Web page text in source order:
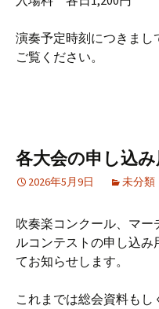
演奏予定時刻につきまし
ご覧ください。
各大会の申し込
2026年5月9日 未分類
吹奏楽コンクール、マ
ルコンテストの申し込
てお知らせします。
これまでは総会資料も